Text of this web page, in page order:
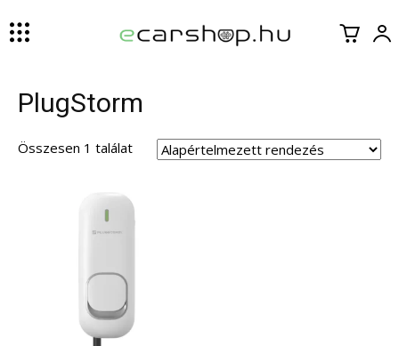
PlugStorm
Összesen 1 találat